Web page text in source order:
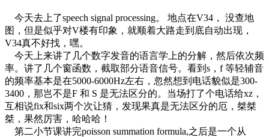
今天去上了speech signal processing。 地点在V34， 没查地
图，但是似乎对V楼有印象，就顺着大路走到底自动出现，
V34真不好找，嘿。
今天上来讲了几个数字发音的语言学上的分解，然后依次频
率。讲了几个窗函数，截取部分语音信号。看到s，f 等轻辅音
的频率基本是在5000-6000Hz左右，忽然想到电话貌似是300-
3400，那岂不是F 和 S 是无法区分的。当场打了个电话给xz，
互相说fix和six两个次让猜，发现果真是无法区分的厄，桀桀
桀，果然厉害，哈哈哈！
第二小节课讲完poisson summation formula,之后是一个从